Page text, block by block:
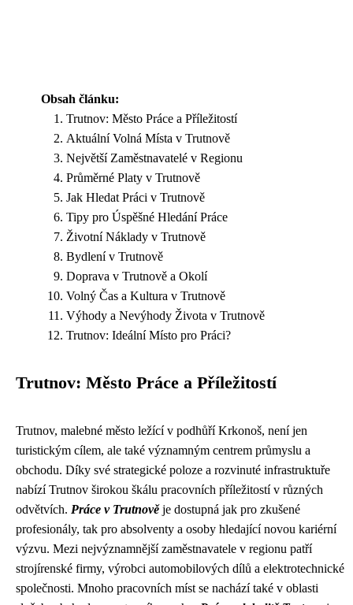
Obsah článku:
Trutnov: Město Práce a Příležitostí
Aktuální Volná Místa v Trutnově
Největší Zaměstnavatelé v Regionu
Průměrné Platy v Trutnově
Jak Hledat Práci v Trutnově
Tipy pro Úspěšné Hledání Práce
Životní Náklady v Trutnově
Bydlení v Trutnově
Doprava v Trutnově a Okolí
Volný Čas a Kultura v Trutnově
Výhody a Nevýhody Života v Trutnově
Trutnov: Ideální Místo pro Práci?
Trutnov: Město Práce a Příležitostí
Trutnov, malebné město ležící v podhůří Krkonoš, není jen
turistickým cílem, ale také významným centrem průmyslu a
obchodu. Díky své strategické poloze a rozvinuté infrastruktuře
nabízí Trutnov širokou škálu pracovních příležitostí v různých
odvětvích. Práce v Trutnověje dostupná jak pro zkušené
profesionály, tak pro absolventy a osoby hledající novou kariérní
výzvu. Mezi nejvýznamnější zaměstnavatele v regionu patří
strojírenské firmy, výrobci automobilových dílů a elektrotechnické
společnosti. Mnoho pracovních míst se nachází také v oblasti